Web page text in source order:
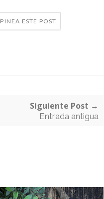
PINEA ESTE POST
Siguiente Post →
Entrada antigua